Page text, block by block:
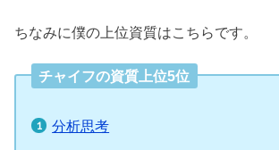
ちなみに僕の上位資質はこちらです。
チャイフの資質上位5位
分析思考